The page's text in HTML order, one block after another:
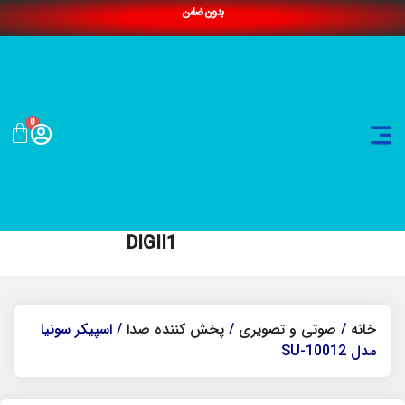
بدون ضامن
0
DIGII1
خانه / صوتی و تصویری / پخش کننده صدا / اسپیکر سونیا
مدل SU-10012